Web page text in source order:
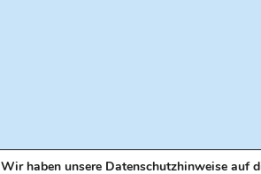
Wir haben unsere Datenschutzhinweise auf